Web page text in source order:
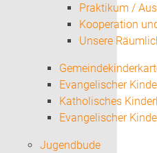
Praktikum /
Kooperation
Unsere
Evangelischer
Katholisches
Evangelischer
Jugendbude